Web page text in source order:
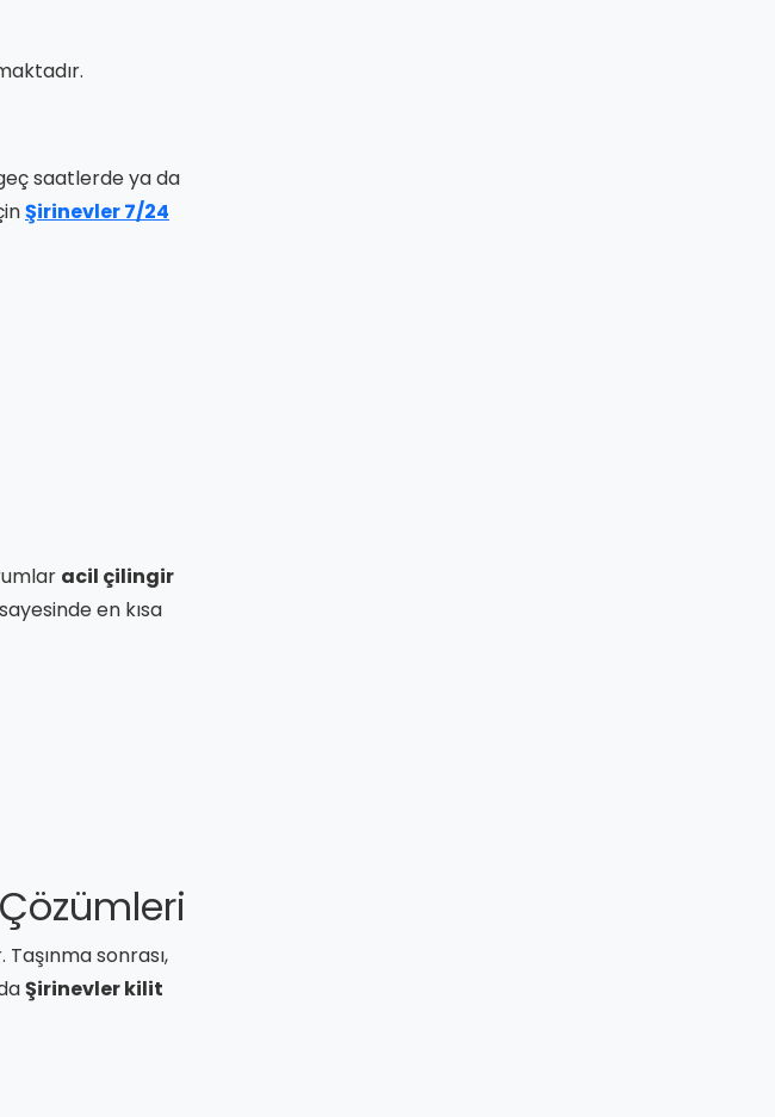
saatlerde ya da
Şirinevler 7/24
acil çilingir
en kısa
sonrası,
Şirinevler kilit